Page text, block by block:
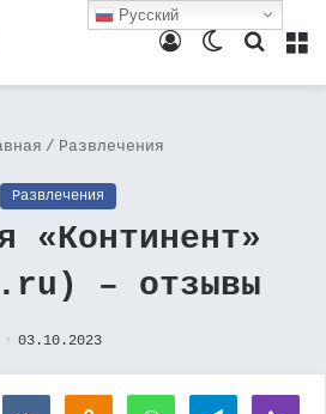
Поиск
Switch
Войти
/ Развлечения
Развлечения
«Континент»
– отзывы
03.10.2023
ВконтактеОдноклассники
WhatsAppTelegram
Русский